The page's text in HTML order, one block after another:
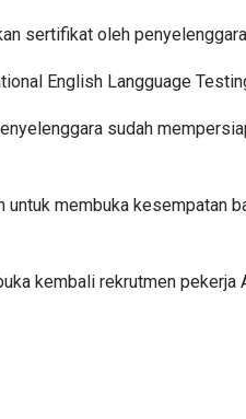
sertifikat oleh
English Langguage
sudah
membuka kesempatan
kembali rekrutmen